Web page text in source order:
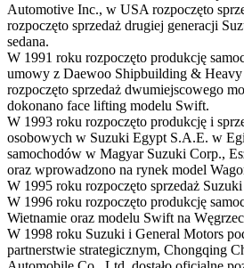
Automotive Inc., w USA rozpoczęto
rozpoczęto sprzedaż drugiej generacji
sedana.
W 1991 roku rozpoczęto produkcję
umowy z Daewoo Shipbuilding &
rozpoczęto sprzedaż dwumiejscowego
dokonano face lifting modelu Swift.
W 1993 roku rozpoczęto produkcję i
osobowych w Suzuki Egypt S.A.E. w
samochodów w Magyar Suzuki Corp.,
oraz wprowadzono na rynek model
W 1995 roku rozpoczęto sprzedaż
W 1996 roku rozpoczęto produkcję
Wietnamie oraz modelu Swift na
W 1998 roku Suzuki i General Motors
partnerstwie strategicznym, Chongqing